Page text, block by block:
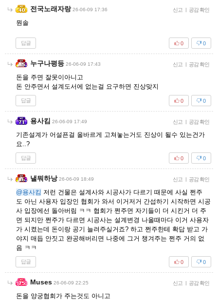
전국노래자랑 26-06-09 17:36 신고 | 공감 확인
뭔솔
답글 0
0
누구나평등 26-06-09 17:43 신고 | 공감 확인
돈을 주면 잘못이아니고
돈 안주면서 설계도서에 없는걸 요구하면 진상맞지
답글 0
0
용사킴 26-06-09 17:49 신고 | 공감 확인
기존설계가 어설픈걸 올바르게 고쳐놓는거도 진상이 될수 있는건가
요..?
답글 0
0
낼뭐하낭 26-06-09 18:49 신고 | 공감 확인
@용사킴 저런 건물은 설계사와 시공사가 다르기 때문에 사실 쩐주
도 아닌 사용자 입장인 협회가 와서 이거저거 간섭하기 시작하면 시공
사 입장에선 돌아버림 ㅋㅋ 협회가 쩐주면 자기들이 더 시킨거 더 주
면 되지만 쩐주가 다르면 시공사는 설계변경 나올때마다 이거 사용자
가 시켰는데 돈이랑 공기 늘려주실거죠? 하고 쩐주한테 확답 받고 가
야지 매듭 안짓고 완공해버리면 나중에 그거 챙겨주는 쩐주 거의 없
음 ㅋㅋ
답글 0
0
Muses 26-06-09 22:25 신고 | 공감 확인
돈을 양궁협회가 주는것도 아니고